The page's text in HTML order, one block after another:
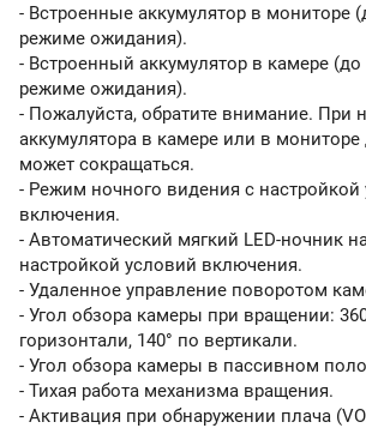
- Встроенные аккумулятор в мониторе
режиме ожидания).
- Встроенный аккумулятор в камере (до
режиме ожидания).
- Пожалуйста, обратите внимание. При
аккумулятора в камере или в мониторе
может сокращаться.
- Режим ночного видения с настройкой
включения.
- Автоматический мягкий LED-ночник
настройкой условий включения.
- Удаленное управление поворотом
- Угол обзора камеры при вращении:
горизонтали, 140° по вертикали.
- Угол обзора камеры в пассивном
- Тихая работа механизма вращения.
- Активация при обнаружении плача